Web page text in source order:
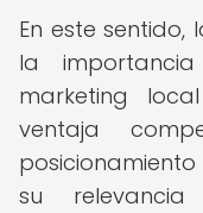
En este sentido,
la
marketing
ventaja
su